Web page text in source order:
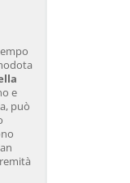
e
può